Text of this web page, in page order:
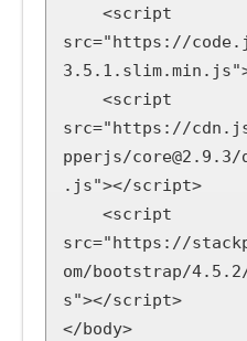
src="https://
src="https://
pperjs/
.js"></script>
src="https://
om/bootstrap/
s"></script>
</body>